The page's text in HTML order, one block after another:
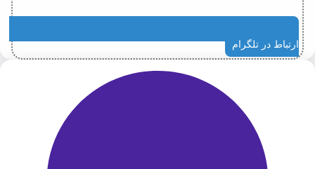
ارتباط در تلگرام